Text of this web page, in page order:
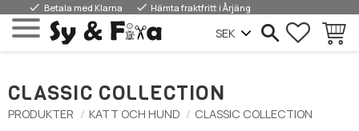
Meny
done Betala med Klarna done Hämta fraktfritt i Årjäng
CLASSIC COLLECTION
PRODUKTER KATT OCH HUND CLASSIC COLLECTION